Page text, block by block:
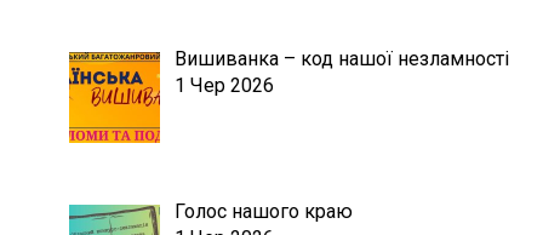
Вишиванка – код нашої незламності
1 Чер 2026
Голос нашого краю